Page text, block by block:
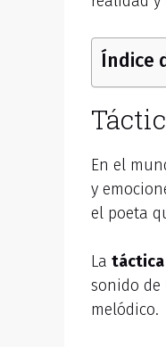
Índice
En el
y
el poeta
La táctica
sonido de
melódico.